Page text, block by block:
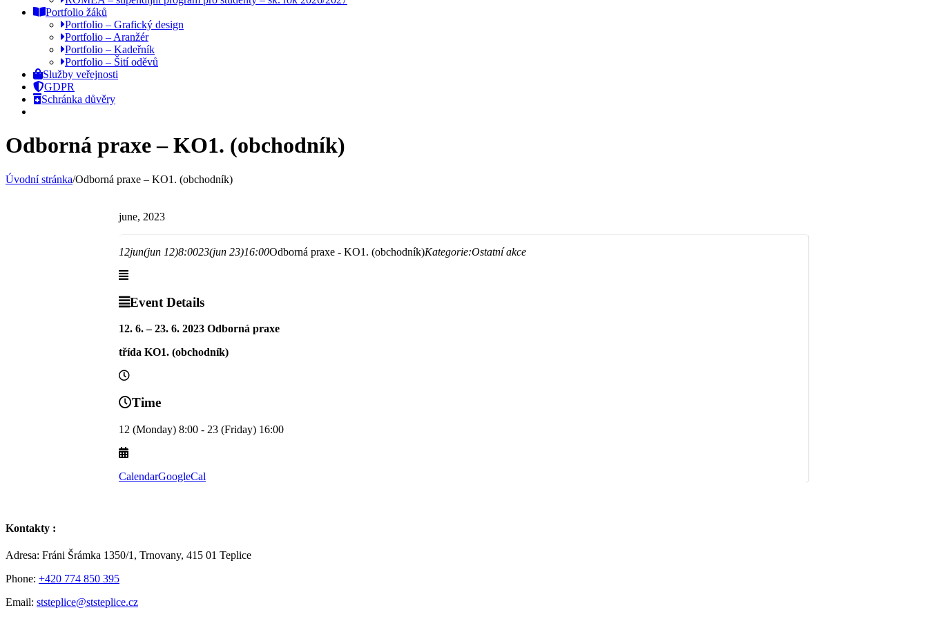
Portfolio žáků
Portfolio – Grafický design
Portfolio – Aranžér
Portfolio – Kadeřník
Portfolio – Šití oděvů
Služby veřejnosti
GDPR
Schránka důvěry
Odborná praxe – KO1. (obchodník)
Úvodní stránka/Odborná praxe – KO1. (obchodník)
june, 2023
12jun(jun 12)8:0023(jun 23)16:00Odborná praxe - KO1. (obchodník)Kategorie:Ostatní akce
Event Details
12. 6. – 23. 6. 2023 Odborná praxe
třída KO1. (obchodník)
Time
12 (Monday) 8:00 - 23 (Friday) 16:00
CalendarGoogleCal
Kontakty :
Adresa: Fráni Šrámka 1350/1, Trnovany, 415 01 Teplice
Phone: +420 774 850 395
Email: ststeplice@ststeplice.cz